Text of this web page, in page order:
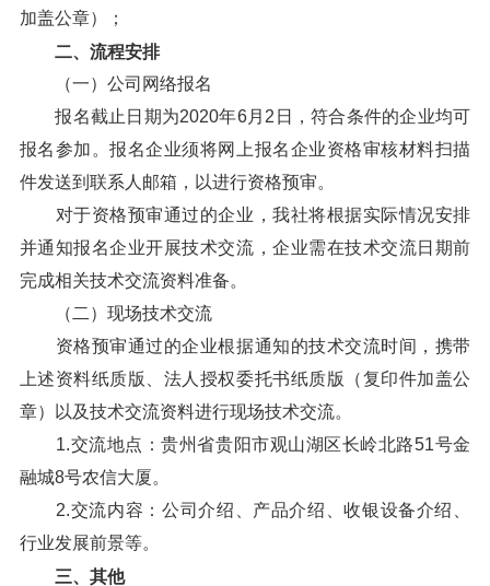
加盖公章）；
二、流程安排
（一）公司网络报名
报名截止日期为2020年6月2日，符合条件的企业均可
报名参加。报名企业须将网上报名企业资格审核材料扫描
件发送到联系人邮箱，以进行资格预审。
对于资格预审通过的企业，我社将根据实际情况安排
并通知报名企业开展技术交流，企业需在技术交流日期前
完成相关技术交流资料准备。
（二）现场技术交流
资格预审通过的企业根据通知的技术交流时间，携带
上述资料纸质版、法人授权委托书纸质版（复印件加盖公
章）以及技术交流资料进行现场技术交流。
1.交流地点：贵州省贵阳市观山湖区长岭北路51号金
融城8号农信大厦。
2.交流内容：公司介绍、产品介绍、收银设备介绍、
行业发展前景等。
三、其他